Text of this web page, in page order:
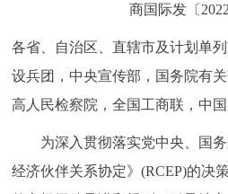
决策公开 专题公开
政务服务
个人服务 法人服务
商国际发〔
各省、自治区、直辖市及计划单
设兵团，中央宣传部，国务院有
高人民检察院，全国工商联，中国
为深入贯彻落实党中央、国务
经济伙伴关系协定》(RCEP)的决